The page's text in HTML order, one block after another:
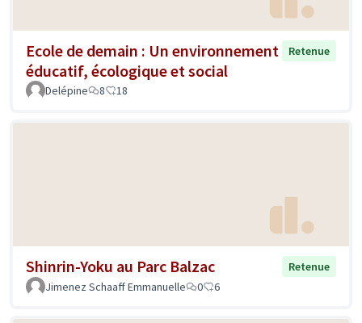
Ecole de demain : Un environnement
éducatif, écologique et social
Retenue
Delépine 8 18
Shinrin-Yoku au Parc Balzac
Retenue
Jimenez Schaaff Emmanuelle
0 6